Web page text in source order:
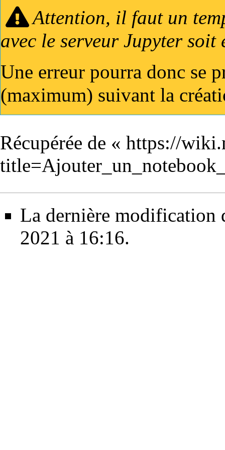
Attention, il faut un
avec le serveur Jupyter soit
Une erreur pourra donc se
(maximum) suivant la
Récupérée de « https://
La dernière modification
2021 à 16:16.